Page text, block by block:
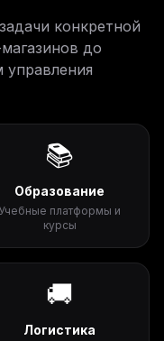
конкретной
до
управления
📚
Образование
Учебные платформы и
курсы
🚚
Логистика